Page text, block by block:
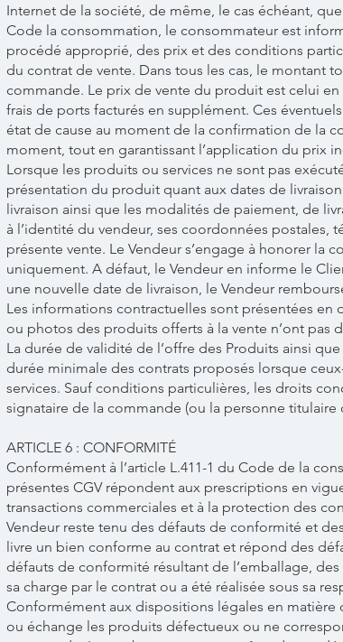
Internet de la société, de même, le cas échéant,
Code la consommation, le consommateur est
procédé approprié, des prix et des conditions
du contrat de vente. Dans tous les cas, le montant
commande. Le prix de vente du produit est celui
frais de ports facturés en supplément. Ces
état de cause au moment de la confirmation de la
moment, tout en garantissant l’application du prix
Lorsque les produits ou services ne sont pas
présentation du produit quant aux dates de
livraison ainsi que les modalités de paiement, de
à l’identité du vendeur, ses coordonnées postales,
présente vente. Le Vendeur s’engage à honorer
uniquement. A défaut, le Vendeur en informe le
une nouvelle date de livraison, le Vendeur
Les informations contractuelles sont présentées en
ou photos des produits offerts à la vente n’ont pas
La durée de validité de l’offre des Produits ainsi
durée minimale des contrats proposés lorsque
services. Sauf conditions particulières, les droits
signataire de la commande (ou la personne titulaire
ARTICLE 6 : CONFORMITÉ
Conformément à l’article L.411-1 du Code de la
présentes CGV répondent aux prescriptions en
transactions commerciales et à la protection des
Vendeur reste tenu des défauts de conformité et
livre un bien conforme au contrat et répond des
défauts de conformité résultant de l’emballage,
sa charge par le contrat ou a été réalisée sous sa
Conformément aux dispositions légales en matière
ou échange les produits défectueux ou ne